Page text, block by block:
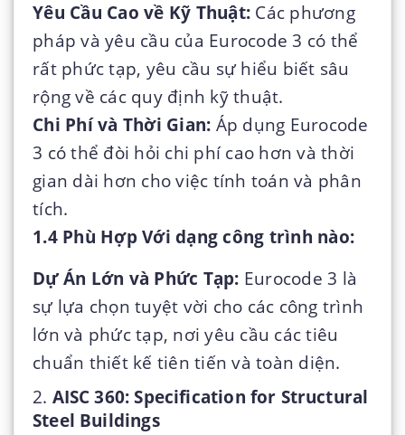
Yêu Cầu Cao về Kỹ Thuật: Các phương
pháp và yêu cầu của Eurocode 3 có thể
rất phức tạp, yêu cầu sự hiểu biết sâu
rộng về các quy định kỹ thuật.
Chi Phí và Thời Gian: Áp dụng Eurocode
3 có thể đòi hỏi chi phí cao hơn và thời
gian dài hơn cho việc tính toán và phân
tích.
1.4 Phù Hợp Với dạng công trình nào:
Dự Án Lớn và Phức Tạp: Eurocode 3 là
sự lựa chọn tuyệt vời cho các công trình
lớn và phức tạp, nơi yêu cầu các tiêu
chuẩn thiết kế tiên tiến và toàn diện.
2. AISC 360: Specification for Structural
Steel Buildings